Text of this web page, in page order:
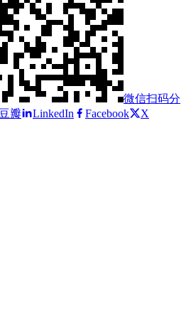
微信扫码分
豆瓣 LinkedIn Facebook
X